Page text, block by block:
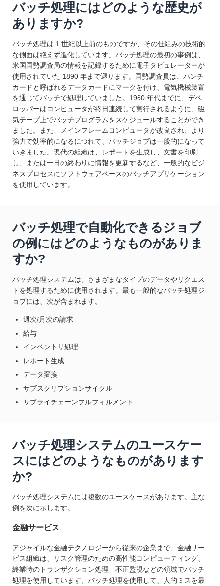
バッチ処理にはどのような歴史が
ありますか?
バッチ処理は 1 世紀以上前のものですが、その仕組みの技術的
な側面は絶えず進化しています。バッチ処理の最初の事例は、
米国国勢調査局の情報を記録するために電子タビュレーターが
使用されていた 1890 年まで遡ります。国勢調査員は、パンチ
カードと呼ばれるデータカードにマークを付け、電気機械装置
を通じてバッチで処理していました。1960 年代までに、デベ
ロッパーはコンピュータが終日連続して実行されるように、磁
気テープ上でバッチプログラムをスケジュールすることができ
ました。また、メインフレームコンピュータが改良され、より
強力で効率的になるにつれて、バッチジョブは一般的になって
いきました。現代の組織は、レポートを生成し、文書を印刷
し、または一日の終わりに情報を更新するなど、一般的なビジ
ネスプロセスにソフトウェアベースのバッチアプリケーション
を使用しています。
バッチ処理で自動化できるジョブ
の例にはどのようなものがありま
すか?
バッチ処理システムは、さまざまなタイプのデータやリクエス
トを処理するために使用されます。最も一般的なバッチ処理ジ
ョブには、次が含まれます。
週次/月次の請求
給与
インベントリ処理
レポート生成
データ変換
サブスクリプションサイクル
サプライチェーンフルフィルメント
バッチ処理システムのユースケー
スにはどのようなものがあります
か?
バッチ処理システムには複数のユースケースがあります。主な
例を次に示します。
金融サービス
アジャイルな金融テクノロジーから従来の企業まで、金融サー
ビス組織は、リスク管理のための高性能コンピューティング、
終業時のトランザクション処理、不正監視などの領域でバッチ
処理を使用しています。バッチ処理を使用して、人的ミスを最